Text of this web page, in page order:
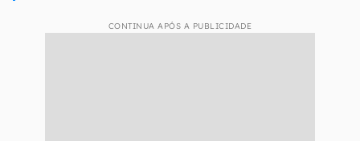
CONTINUA APÓS A PUBLICIDADE